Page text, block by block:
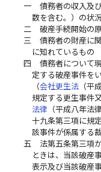
一
債務者の収入及
数を含む。）の状
二
破産手続開始の
三
債務者の財産に
に知れているもの
四
債務者について
定する破産事件を
（会社更生法（平
規定する更生事件
法律 （平成八年法
十九条第三項に規
該事件が係属する
五
法第五条第三項
ときは、当該破産
表示及び当該破産